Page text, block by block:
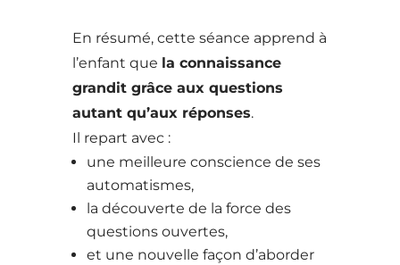
En résumé, cette séance apprend à
l’enfant que la connaissance
grandit grâce aux questions
autant qu’aux réponses.
Il repart avec :
une meilleure conscience de ses
automatismes,
la découverte de la force des
questions ouvertes,
et une nouvelle façon d’aborder